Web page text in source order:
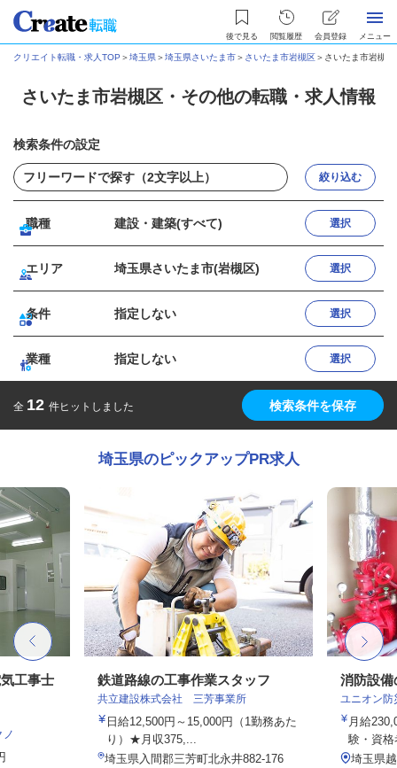
後で見る 閲覧履歴 会員登録 メニュー
クリエイト転職・求人TOP ＞埼玉県＞埼玉県さいたま市＞ さいたま市岩槻区＞ さいたま市岩槻
さいたま市岩槻区・その他の転職・求人情報
検索条件の設定
絞り込む
職種 建設・建築(すべて) 選択
エリア 埼玉県さいたま市(岩槻区) 選択
条件 指定しない 選択
業種 指定しない 選択
全 12 件ヒットしました 検索条件を保存
埼玉県のピックアップPR求人
工事士
ノ
鉄道路線の工事作業スタッフ
共立建設株式会社 三芳事業所
日給12,500円～15,000円（1勤務あた
り）★月収375,...
埼玉県入間郡三芳町北永井882-176
消防設備
ユニオン
月給
験・資
埼玉県